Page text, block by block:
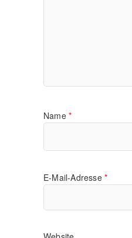
Name *
E-Mail-Adresse *